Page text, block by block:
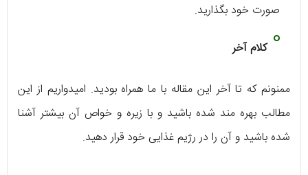
صورت خود بگذارید.
کلام آخر
ممنونم که تا آخر این مقاله با ما همراه بودید. امیدواریم از این
مطالب بهره مند شده باشید و با زیره و خواص آن بیشتر آشنا
شده باشید و آن را در رژیم غذایی خود قرار دهید.